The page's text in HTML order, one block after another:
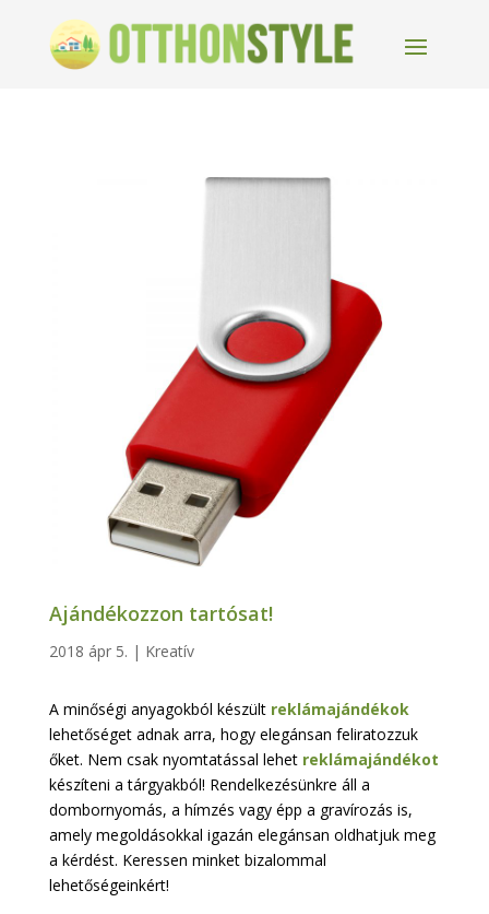
Ajándékozzon tartósat!
2018 ápr 5. | Kreatív
A minőségi anyagokból készült reklámajándékok
lehetőséget adnak arra, hogy elegánsan feliratozzuk
őket. Nem csak nyomtatással lehet reklámajándékot
készíteni a tárgyakból! Rendelkezésünkre áll a
dombornyomás, a hímzés vagy épp a gravírozás is,
amely megoldásokkal igazán elegánsan oldhatjuk meg
a kérdést. Keressen minket bizalommal
lehetőségeinkért!